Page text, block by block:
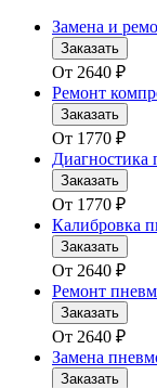
Замена и
Заказать
От 2640 ₽
Ремонт
Заказать
От 1770 ₽
Диагностика
Заказать
От 1770 ₽
Калибровка
Заказать
От 2640 ₽
Ремонт
Заказать
От 2640 ₽
Замена
Заказать